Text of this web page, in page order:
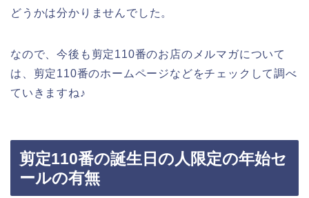
どうかは分かりませんでした。
なので、今後も剪定110番のお店のメルマガについて
は、剪定110番のホームページなどをチェックして調べ
ていきますね♪
剪定110番の誕生日の人限定の年始セ
ールの有無